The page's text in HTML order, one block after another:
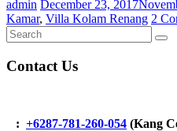
admin December 23, 2017
Kamar, Villa Kolam Renang 2
Contact Us
: +6287-781-260-054 (Kang